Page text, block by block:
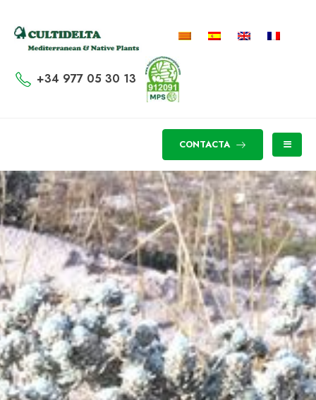
+34 977 05 30 13
CONTACTA